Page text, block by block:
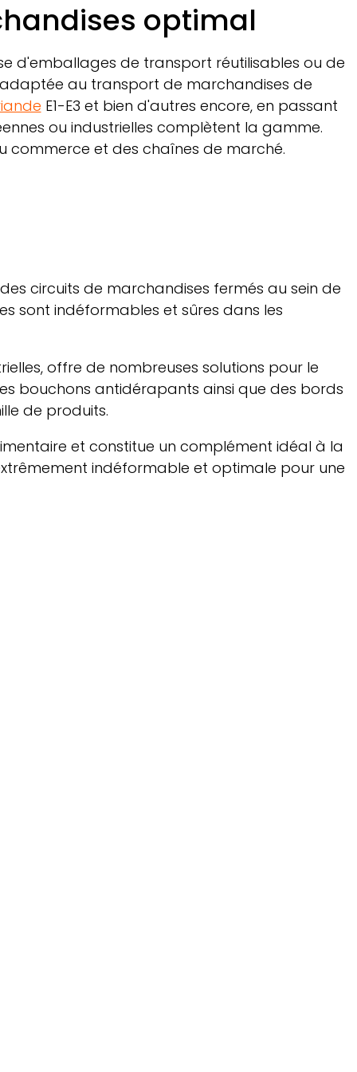
optimal
d'emballages de transport réutilisables ou de
au transport de marchandises de
E1-E3 et bien d'autres encore, en passant
ou industrielles complètent la gamme.
commerce et des chaînes de marché.
circuits de marchandises fermés au sein de
sont indéformables et sûres dans les
offre de nombreuses solutions pour le
bouchons antidérapants ainsi que des bords
de produits.
et constitue un complément idéal à la
indéformable et optimale pour une